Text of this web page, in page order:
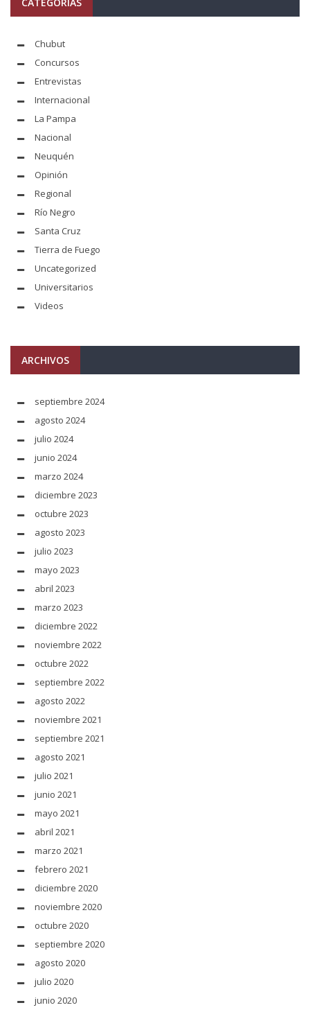
Chubut
Concursos
Entrevistas
Internacional
La Pampa
Nacional
Neuquén
Opinión
Regional
Río Negro
Santa Cruz
Tierra de Fuego
Uncategorized
Universitarios
Videos
ARCHIVOS
septiembre 2024
agosto 2024
julio 2024
junio 2024
marzo 2024
diciembre 2023
octubre 2023
agosto 2023
julio 2023
mayo 2023
abril 2023
marzo 2023
diciembre 2022
noviembre 2022
octubre 2022
septiembre 2022
agosto 2022
noviembre 2021
septiembre 2021
agosto 2021
julio 2021
junio 2021
mayo 2021
abril 2021
marzo 2021
febrero 2021
diciembre 2020
noviembre 2020
octubre 2020
septiembre 2020
agosto 2020
julio 2020
junio 2020